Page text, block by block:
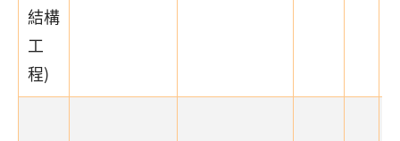
結構
工
程)